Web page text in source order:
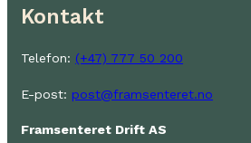
Kontakt
Telefon: (+47) 777 50 200
E-post: post@framsenteret.no
Framsenteret Drift AS